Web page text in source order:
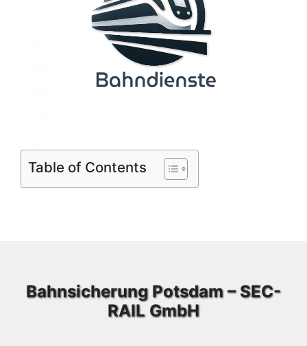
Table of Contents
Bahnsicherung Potsdam – SEC-
RAIL GmbH